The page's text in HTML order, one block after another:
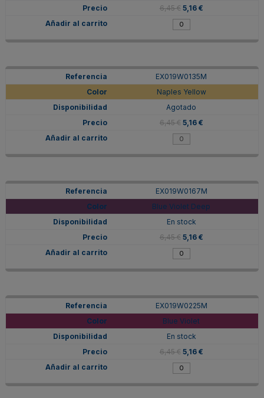
6,45 € 5,16 €
EX019W0135M
Naples Yellow
Agotado
6,45 € 5,16 €
EX019W0167M
Blue Violet Deep
En stock
6,45 € 5,16 €
EX019W0225M
Blue Violet
En stock
6,45 € 5,16 €